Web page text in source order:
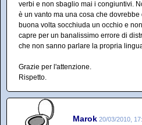
verbi e non sbaglio mai i congiuntivi.
è un vanto ma una cosa che
buona volta socchiuda un occhio e
capre per un banalissimo errore di
che non sanno parlare la propria
Grazie per l'attenzione.
Rispetto.
Marok 20/03/2010,